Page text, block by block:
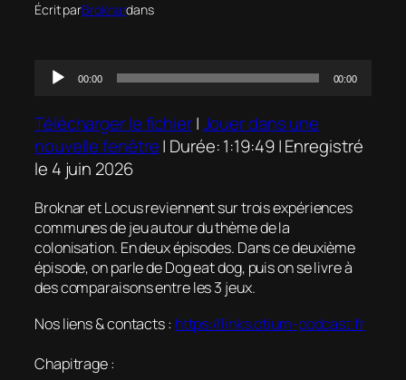
Écrit parBroknardans
Lecteur
audio
00:00 00:00
Télécharger le fichier|Jouer dans une
nouvelle fenêtre| Durée: 1:19:49|Enregistré
le 4 juin 2026
Broknar et Locus reviennent sur trois expériences
communes de jeu autour du thème de la
colonisation. En deux épisodes. Dans ce deuxième
épisode, on parle de Dog eat dog, puis on se livre à
des comparaisons entre les 3 jeux.
Nos liens & contacts : https://links.otium-podcast.fr
Chapitrage :